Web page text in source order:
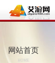
网站首页
HOME